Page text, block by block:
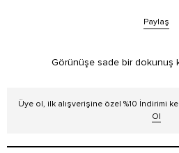
Paylaş
Görünüşe sade bir dokunuş
Üye ol, ilk alışverişine özel %10 İndirimi
Ol